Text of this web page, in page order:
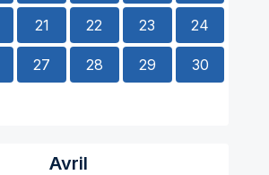
21 22 23 24
27 28 29 30
Avril